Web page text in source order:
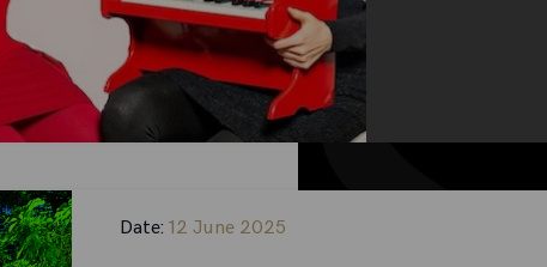
Date: 12 June 2025